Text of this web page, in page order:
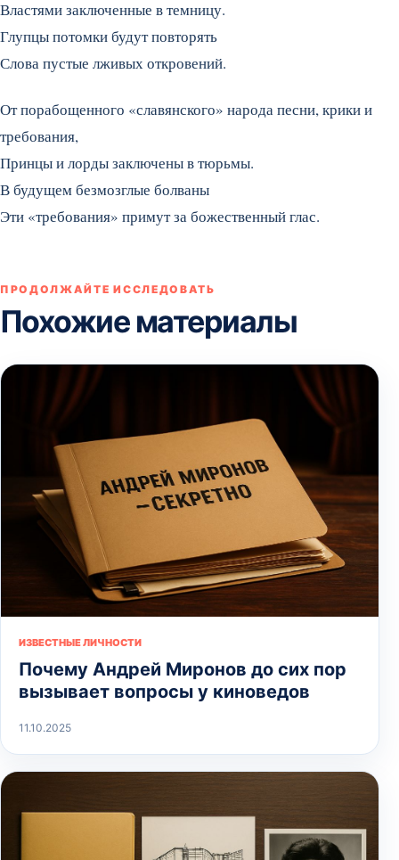
Властями заключенные в темницу.
Глупцы потомки будут повторять
Слова пустые лживых откровений.
От порабощенного «славянского» народа песни, крики и
требования,
Принцы и лорды заключены в тюрьмы.
В будущем безмозглые болваны
Эти «требования» примут за божественный глас.
ПРОДОЛЖАЙТЕ ИССЛЕДОВАТЬ
Похожие материалы
ИЗВЕСТНЫЕ ЛИЧНОСТИ
Почему Андрей Миронов до сих пор
вызывает вопросы у киноведов
11.10.2025